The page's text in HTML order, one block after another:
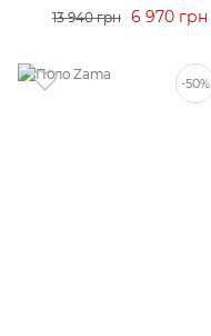
13 940 грн 6 970 грн
-50%